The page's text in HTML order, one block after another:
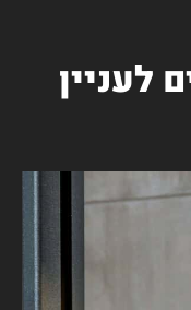
לעניין